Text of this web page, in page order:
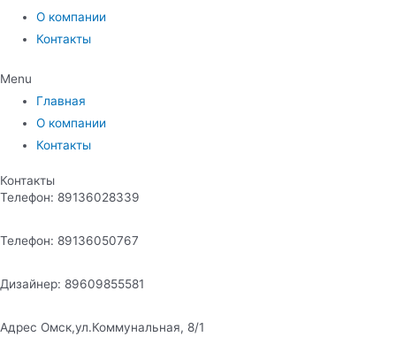
О компании
Контакты
Menu
Главная
О компании
Контакты
Контакты
Телефон: 89136028339
Телефон: 89136050767
Дизайнер: 89609855581
Адрес Омск,ул.Коммунальная, 8/1